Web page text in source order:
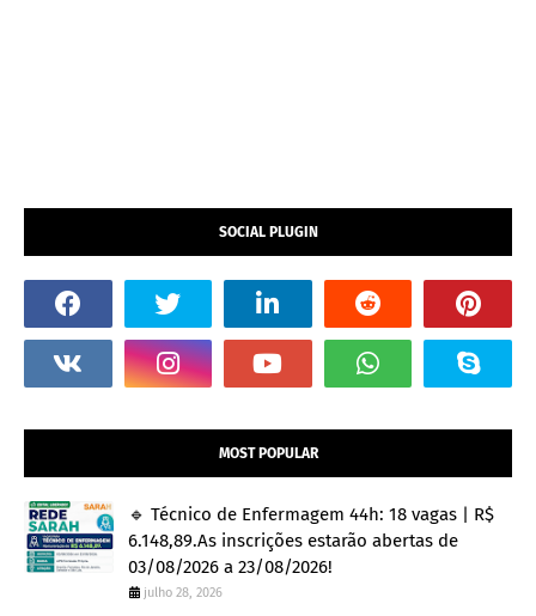
SOCIAL PLUGIN
MOST POPULAR
🔹 Técnico de Enfermagem 44h: 18 vagas | R$
6.148,89.As inscrições estarão abertas de
03/08/2026 a 23/08/2026!
julho 28, 2026